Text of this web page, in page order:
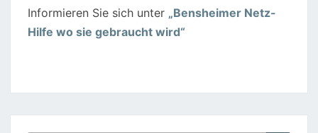
Informieren Sie sich unter „Bensheimer Netz-
Hilfe wo sie gebraucht wird“